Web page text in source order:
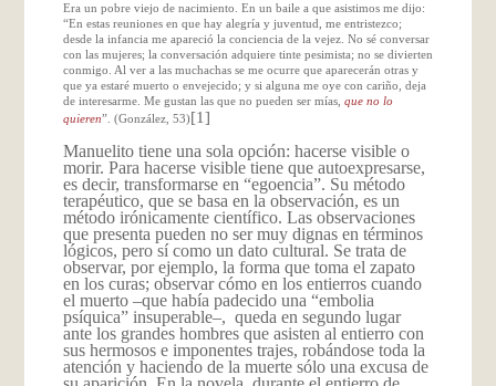
Era un pobre viejo de nacimiento. En un baile a que asistimos me dijo:
“En estas reuniones en que hay alegría y juventud, me entristezco;
desde la infancia me apareció la conciencia de la vejez. No sé conversar
con las mujeres; la conversación adquiere tinte pesimista; no se divierten
conmigo. Al ver a las muchachas se me ocurre que aparecerán otras y
que ya estaré muerto o envejecido; y si alguna me oye con cariño, deja
de interesarme. Me gustan las que no pueden ser mías, que no lo
quieren”. (González, 53)[1]
Manuelito tiene una sola opción: hacerse visible o
morir. Para hacerse visible tiene que autoexpresarse,
es decir, transformarse en “egoencia”. Su método
terapéutico, que se basa en la observación, es un
método irónicamente científico. Las observaciones
que presenta pueden no ser muy dignas en términos
lógicos, pero sí como un dato cultural. Se trata de
observar, por ejemplo, la forma que toma el zapato
en los curas; observar cómo en los entierros cuando
el muerto –que había padecido una “embolia
psíquica” insuperable–, queda en segundo lugar
ante los grandes hombres que asisten al entierro con
sus hermosos e imponentes trajes, robándose toda la
atención y haciendo de la muerte sólo una excusa de